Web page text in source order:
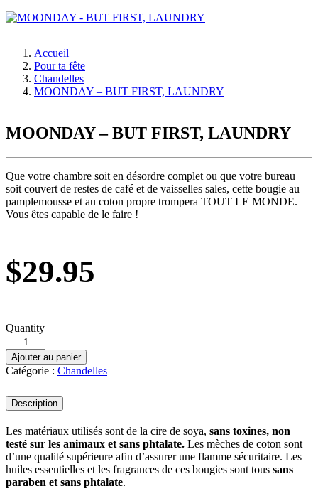
Accueil
Pour ta fête
Chandelles
MOONDAY – BUT FIRST, LAUNDRY
MOONDAY – BUT FIRST, LAUNDRY
Que votre chambre soit en désordre complet ou que votre bureau
soit couvert de restes de café et de vaisselles sales, cette bougie au
pamplemousse et au coton propre trompera TOUT LE MONDE.
Vous êtes capable de le faire !
$29.95
Quantity
Ajouter au panier
Catégorie : Chandelles
Description
Les matériaux utilisés sont de la cire de soya, sans toxines, non
testé sur les animaux et sans phtalate. Les mèches de coton sont
d’une qualité supérieure afin d’assurer une flamme sécuritaire. Les
huiles essentielles et les fragrances de ces bougies sont tous sans
paraben et sans phtalate.